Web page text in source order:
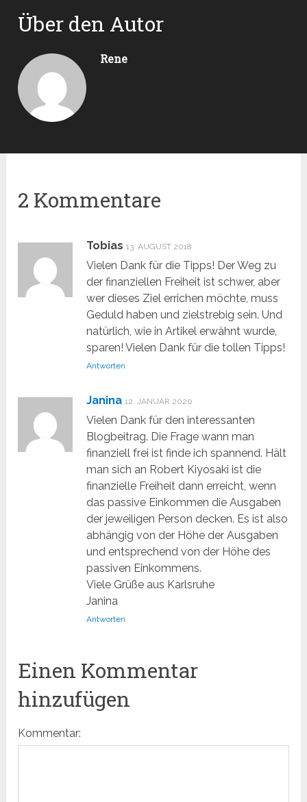
Über den Autor
Rene
2 Kommentare
Tobias 13. AUGUST 2018
Vielen Dank für die Tipps! Der Weg zu
der finanziellen Freiheit ist schwer, aber
wer dieses Ziel errichen möchte, muss
Geduld haben und zielstrebig sein. Und
natürlich, wie in Artikel erwähnt wurde,
sparen! Vielen Dank für die tollen Tipps!
Antworten
Janina 12. JANUAR 2020
Vielen Dank für den interessanten
Blogbeitrag. Die Frage wann man
finanziell frei ist finde ich spannend. Hält
man sich an Robert Kiyosaki ist die
finanzielle Freiheit dann erreicht, wenn
das passive Einkommen die Ausgaben
der jeweiligen Person decken. Es ist also
abhängig von der Höhe der Ausgaben
und entsprechend von der Höhe des
passiven Einkommens.
Viele Grüße aus Karlsruhe
Janina
Antworten
Einen Kommentar
hinzufügen
Kommentar: